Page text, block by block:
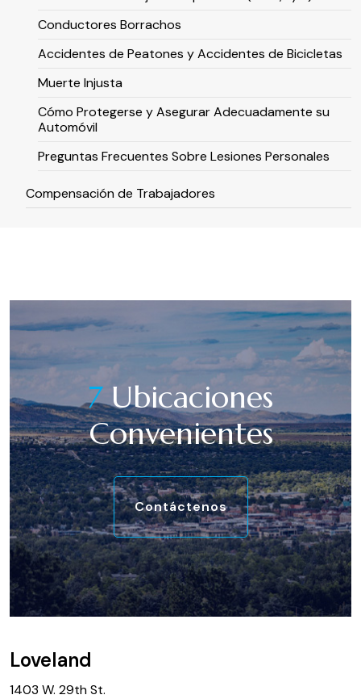
Conductores Borrachos
Accidentes de Peatones y Accidentes de Bicicletas
Muerte Injusta
Cómo Protegerse y Asegurar Adecuadamente su
Automóvil
Preguntas Frecuentes Sobre Lesiones Personales
Compensación de Trabajadores
7Ubicaciones
Convenientes
Contáctenos
Loveland
1403 W. 29th St.